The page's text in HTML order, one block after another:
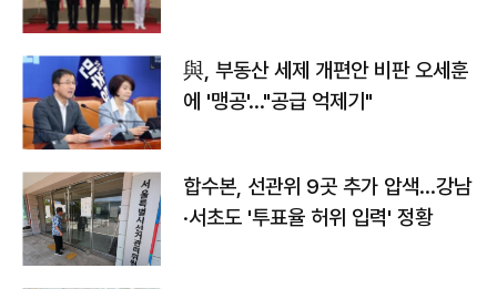
與, 부동산 세제 개편안 비판 오세훈
에 '맹공'…"공급 억제기"
합수본, 선관위 9곳 추가 압색…강남
·서초도 '투표율 허위 입력' 정황